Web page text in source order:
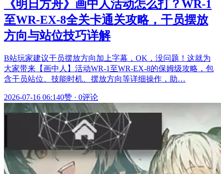
《明日方舟》画中人活动怎么打？WR-1
至WR-EX-8全关卡通关攻略，干员摆放
方向与站位技巧详解
B站玩家建议干员摆放方向加上字幕，OK，没问题！这就为
大家带来【画中人】活动WR-1至WR-EX-8的保姆级攻略，包
含干员站位、技能时机、摆放方向等详细操作，助…
2026-07-16 06:140赞 · 0评论